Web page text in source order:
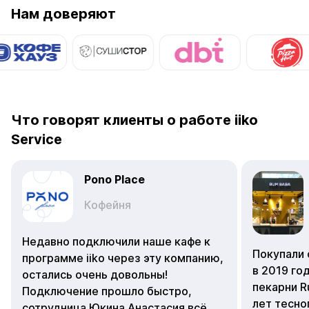
Pono Place
Недавно подключили наше кафе к
программе iiko через эту компанию,
остались очень довольны!
Подключение прошло быстро,
сотрудница Юкина Анастасия всё
подробно объяснила и помогли
подобрать систему под наши
Покупали
в 2019
пекарни
лет
замены и